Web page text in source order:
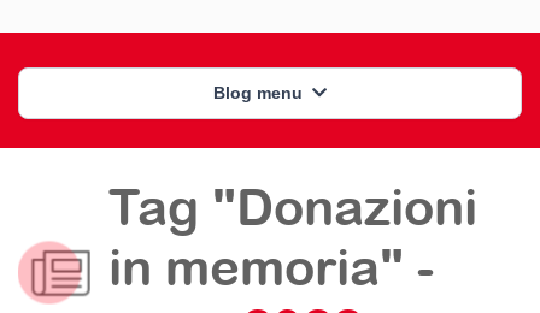
Blog menu
Tag "Donazioni
in memoria" -